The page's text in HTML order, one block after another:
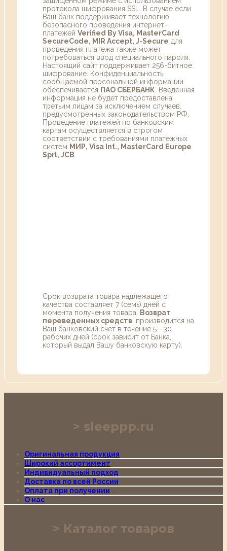
протокола шифрования SSL. В случае если
Ваш банк поддерживает технологию
безопасного проведения интернет-
платежей Verified By Visa, MasterCard
SecureCode, MIR Accept, J-Secure для
проведения платежа также может
потребоваться ввод специального пароля.
Настоящий сайт поддерживает 256-битное
шифрование. Конфиденциальность
сообщаемой персональной информации
обеспечивается ПАО СБЕРБАНК . Введенная
информация не будет предоставлена
третьим лицам за исключением случаев,
предусмотренных законодательством РФ.
Проведение платежей по банковским
картам осуществляется в строгом
соответствии с требованиями платежных
систем МИР, Visa Int., MasterCard Europe
Sprl, JCB
Срок возврата товара надлежащего
качества составляет 7 (семь) дней с
момента получения товара.
Возврат
переведенных средств , производится на
Ваш банковский счет в течение 5—30
рабочих дней (срок зависит от Банка,
который выдал Вашу банковскую карту).
sleeppp.ru
Оригинальная продукция
Широкий ассортимент
Индивидуальный подход
Доставка по всей России
Оплата при получении
О нас
Каталог товаров